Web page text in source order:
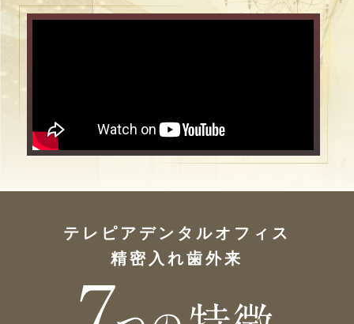
「入れ歯が噛みづらい？原因と
「入れ歯の違和感を感じる原因
と解決策！専門医が教える快適
ト」監修
2025.05.08
「入れ歯が合わない原因と解決
れ歯の選び方と使い方」監修
テレピアデンタルオフィス
精密入れ歯外来